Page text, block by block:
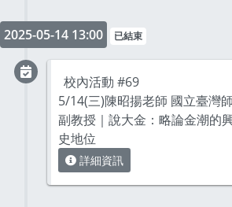
2025-05-14 13:00 已結束
校內活動 #69
5/14(三)陳昭揚老師 國立臺灣
副教授｜說大金：略論金潮的
史地位
詳細資訊